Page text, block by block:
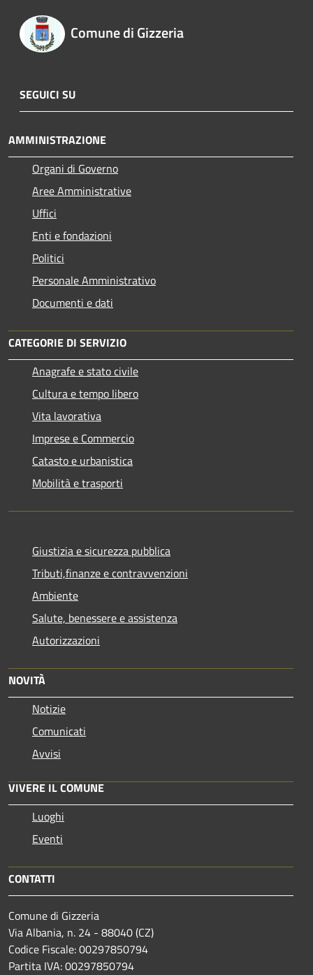
Comune di Gizzeria
SEGUICI SU
AMMINISTRAZIONE
Organi di Governo
Aree Amministrative
Uffici
Enti e fondazioni
Politici
Personale Amministrativo
Documenti e dati
CATEGORIE DI SERVIZIO
Anagrafe e stato civile
Cultura e tempo libero
Vita lavorativa
Imprese e Commercio
Catasto e urbanistica
Mobilità e trasporti
Giustizia e sicurezza pubblica
Tributi,finanze e contravvenzioni
Ambiente
Salute, benessere e assistenza
Autorizzazioni
NOVITÀ
Notizie
Comunicati
Avvisi
VIVERE IL COMUNE
Luoghi
Eventi
CONTATTI
Comune di Gizzeria
Via Albania, n. 24 - 88040 (CZ)
Codice Fiscale: 00297850794
Partita IVA: 00297850794